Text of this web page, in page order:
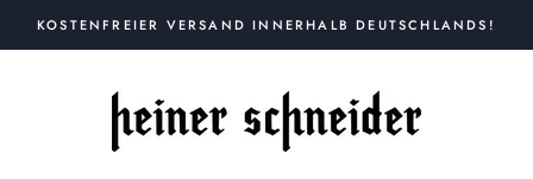
KOSTENFREIER VERSAND INNERHALB DEUTSCHLANDS!